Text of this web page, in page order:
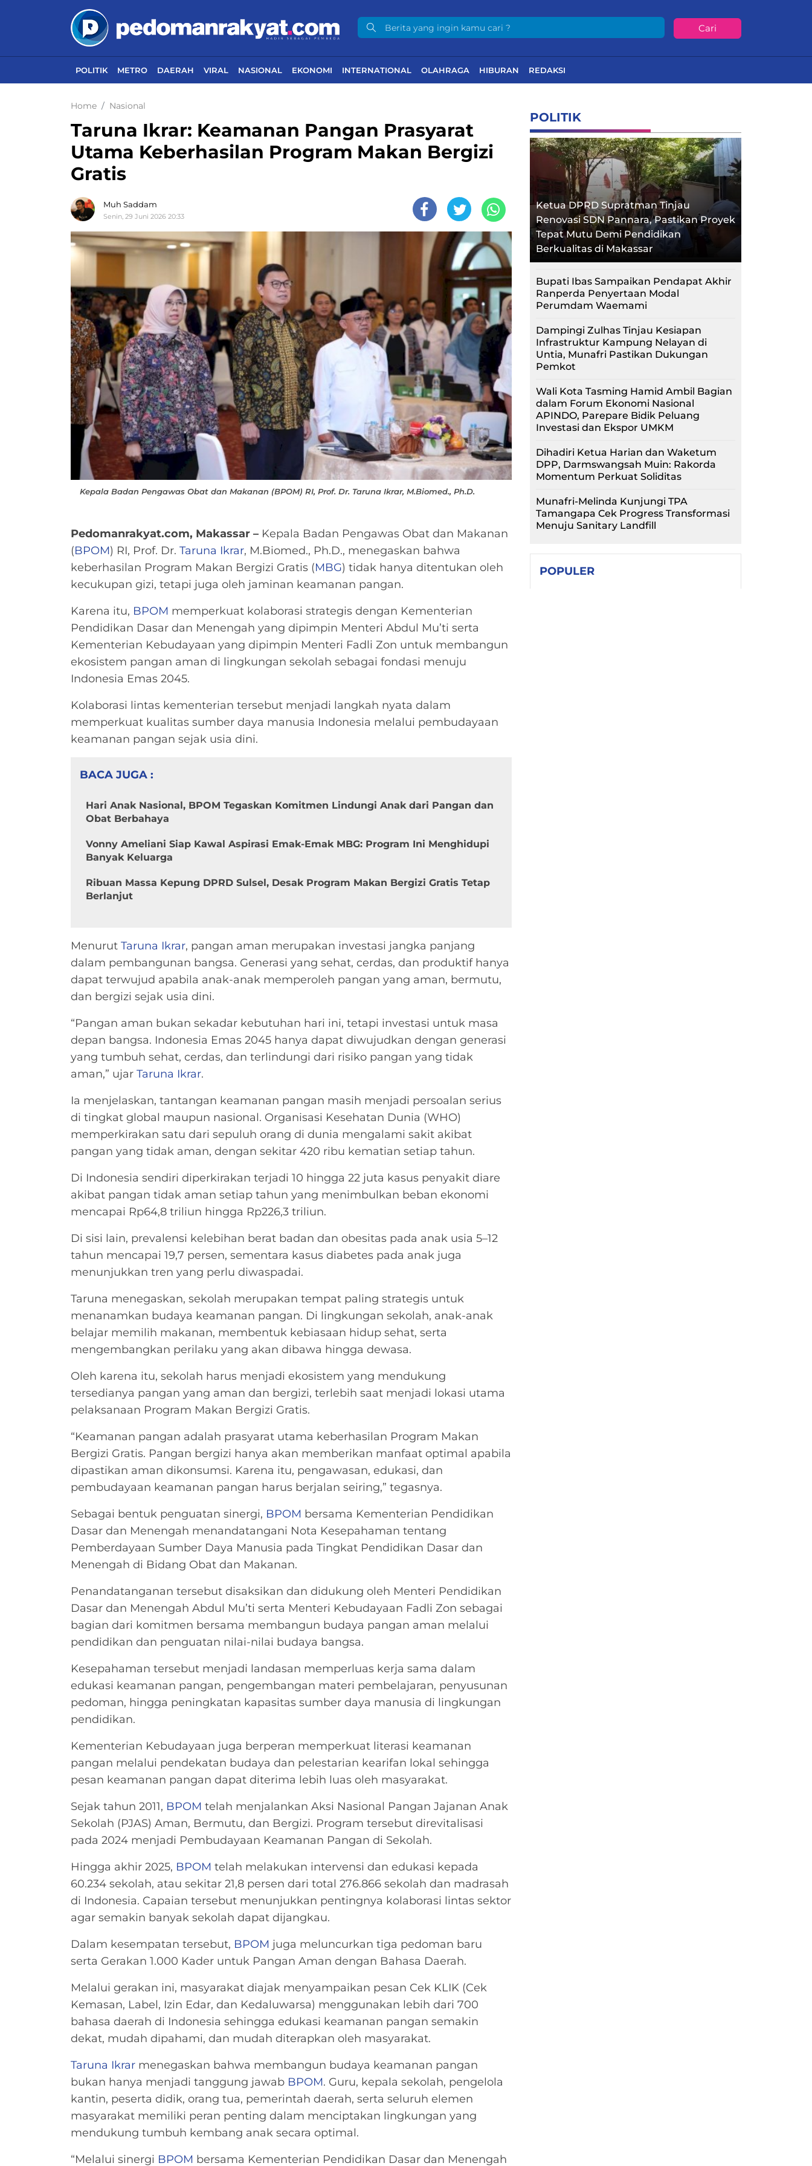
Cari
POLITIK METRO DAERAH VIRAL NASIONAL EKONOMI INTERNATIONAL OLAHRAGA HIBURAN REDAKSI
Home Nasional
Taruna Ikrar: Keamanan Pangan Prasyarat
Utama Keberhasilan Program Makan Bergizi
Gratis
Muh Saddam
Senin, 29 Juni 2026 20:33
Kepala Badan Pengawas Obat dan Makanan (BPOM) RI, Prof. Dr. Taruna Ikrar, M.Biomed., Ph.D.
Pedomanrakyat.com, Makassar – Kepala Badan Pengawas Obat dan Makanan
(BPOM) RI, Prof. Dr. Taruna Ikrar, M.Biomed., Ph.D., menegaskan bahwa
keberhasilan Program Makan Bergizi Gratis (MBG) tidak hanya ditentukan oleh
kecukupan gizi, tetapi juga oleh jaminan keamanan pangan.
Karena itu, BPOM memperkuat kolaborasi strategis dengan Kementerian
Pendidikan Dasar dan Menengah yang dipimpin Menteri Abdul Mu’ti serta
Kementerian Kebudayaan yang dipimpin Menteri Fadli Zon untuk membangun
ekosistem pangan aman di lingkungan sekolah sebagai fondasi menuju
Indonesia Emas 2045.
Kolaborasi lintas kementerian tersebut menjadi langkah nyata dalam
memperkuat kualitas sumber daya manusia Indonesia melalui pembudayaan
keamanan pangan sejak usia dini.
BACA JUGA :
Hari Anak Nasional, BPOM Tegaskan Komitmen Lindungi Anak dari Pangan dan
Obat Berbahaya
Vonny Ameliani Siap Kawal Aspirasi Emak-Emak MBG: Program Ini Menghidupi
Banyak Keluarga
Ribuan Massa Kepung DPRD Sulsel, Desak Program Makan Bergizi Gratis Tetap
Berlanjut
Menurut Taruna Ikrar, pangan aman merupakan investasi jangka panjang
dalam pembangunan bangsa. Generasi yang sehat, cerdas, dan produktif hanya
dapat terwujud apabila anak-anak memperoleh pangan yang aman, bermutu,
dan bergizi sejak usia dini.
“Pangan aman bukan sekadar kebutuhan hari ini, tetapi investasi untuk masa
depan bangsa. Indonesia Emas 2045 hanya dapat diwujudkan dengan generasi
yang tumbuh sehat, cerdas, dan terlindungi dari risiko pangan yang tidak
aman,” ujar Taruna Ikrar.
Ia menjelaskan, tantangan keamanan pangan masih menjadi persoalan serius
di tingkat global maupun nasional. Organisasi Kesehatan Dunia (WHO)
memperkirakan satu dari sepuluh orang di dunia mengalami sakit akibat
pangan yang tidak aman, dengan sekitar 420 ribu kematian setiap tahun.
Di Indonesia sendiri diperkirakan terjadi 10 hingga 22 juta kasus penyakit diare
akibat pangan tidak aman setiap tahun yang menimbulkan beban ekonomi
mencapai Rp64,8 triliun hingga Rp226,3 triliun.
Di sisi lain, prevalensi kelebihan berat badan dan obesitas pada anak usia 5–12
tahun mencapai 19,7 persen, sementara kasus diabetes pada anak juga
menunjukkan tren yang perlu diwaspadai.
Taruna menegaskan, sekolah merupakan tempat paling strategis untuk
menanamkan budaya keamanan pangan. Di lingkungan sekolah, anak-anak
belajar memilih makanan, membentuk kebiasaan hidup sehat, serta
mengembangkan perilaku yang akan dibawa hingga dewasa.
Oleh karena itu, sekolah harus menjadi ekosistem yang mendukung
tersedianya pangan yang aman dan bergizi, terlebih saat menjadi lokasi utama
pelaksanaan Program Makan Bergizi Gratis.
“Keamanan pangan adalah prasyarat utama keberhasilan Program Makan
Bergizi Gratis. Pangan bergizi hanya akan memberikan manfaat optimal apabila
dipastikan aman dikonsumsi. Karena itu, pengawasan, edukasi, dan
pembudayaan keamanan pangan harus berjalan seiring,” tegasnya.
Sebagai bentuk penguatan sinergi, BPOM bersama Kementerian Pendidikan
Dasar dan Menengah menandatangani Nota Kesepahaman tentang
Pemberdayaan Sumber Daya Manusia pada Tingkat Pendidikan Dasar dan
Menengah di Bidang Obat dan Makanan.
Penandatanganan tersebut disaksikan dan didukung oleh Menteri Pendidikan
Dasar dan Menengah Abdul Mu’ti serta Menteri Kebudayaan Fadli Zon sebagai
bagian dari komitmen bersama membangun budaya pangan aman melalui
pendidikan dan penguatan nilai-nilai budaya bangsa.
Kesepahaman tersebut menjadi landasan memperluas kerja sama dalam
edukasi keamanan pangan, pengembangan materi pembelajaran, penyusunan
pedoman, hingga peningkatan kapasitas sumber daya manusia di lingkungan
pendidikan.
Kementerian Kebudayaan juga berperan memperkuat literasi keamanan
pangan melalui pendekatan budaya dan pelestarian kearifan lokal sehingga
pesan keamanan pangan dapat diterima lebih luas oleh masyarakat.
Sejak tahun 2011, BPOM telah menjalankan Aksi Nasional Pangan Jajanan Anak
Sekolah (PJAS) Aman, Bermutu, dan Bergizi. Program tersebut direvitalisasi
pada 2024 menjadi Pembudayaan Keamanan Pangan di Sekolah.
Hingga akhir 2025, BPOM telah melakukan intervensi dan edukasi kepada
60.234 sekolah, atau sekitar 21,8 persen dari total 276.866 sekolah dan madrasah
di Indonesia. Capaian tersebut menunjukkan pentingnya kolaborasi lintas sektor
agar semakin banyak sekolah dapat dijangkau.
Dalam kesempatan tersebut, BPOM juga meluncurkan tiga pedoman baru
serta Gerakan 1.000 Kader untuk Pangan Aman dengan Bahasa Daerah.
Melalui gerakan ini, masyarakat diajak menyampaikan pesan Cek KLIK (Cek
Kemasan, Label, Izin Edar, dan Kedaluwarsa) menggunakan lebih dari 700
bahasa daerah di Indonesia sehingga edukasi keamanan pangan semakin
dekat, mudah dipahami, dan mudah diterapkan oleh masyarakat.
Taruna Ikrar menegaskan bahwa membangun budaya keamanan pangan
bukan hanya menjadi tanggung jawab BPOM. Guru, kepala sekolah, pengelola
kantin, peserta didik, orang tua, pemerintah daerah, serta seluruh elemen
masyarakat memiliki peran penting dalam menciptakan lingkungan yang
mendukung tumbuh kembang anak secara optimal.
“Melalui sinergi BPOM bersama Kementerian Pendidikan Dasar dan Menengah
POLITIK
Ketua DPRD Supratman Tinjau
Renovasi SDN Pannara, Pastikan Proyek
Tepat Mutu Demi Pendidikan
Berkualitas di Makassar
Bupati Ibas Sampaikan Pendapat Akhir
Ranperda Penyertaan Modal
Perumdam Waemami
Dampingi Zulhas Tinjau Kesiapan
Infrastruktur Kampung Nelayan di
Untia, Munafri Pastikan Dukungan
Pemkot
Wali Kota Tasming Hamid Ambil Bagian
dalam Forum Ekonomi Nasional
APINDO, Parepare Bidik Peluang
Investasi dan Ekspor UMKM
Dihadiri Ketua Harian dan Waketum
DPP, Darmswangsah Muin: Rakorda
Momentum Perkuat Soliditas
Munafri-Melinda Kunjungi TPA
Tamangapa Cek Progress Transformasi
Menuju Sanitary Landfill
POPULER